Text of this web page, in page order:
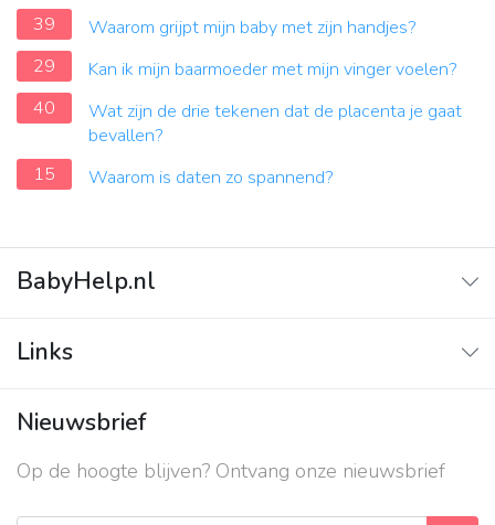
39
Waarom grijpt mijn baby met zijn handjes?
29
Kan ik mijn baarmoeder met mijn vinger voelen?
40
Wat zijn de drie tekenen dat de placenta je gaat
bevallen?
15
Waarom is daten zo spannend?
BabyHelp.nl
Vraag & Antwoord
Links
Contact
Over ons
Privacy beleid
Nieuwsbrief
Op de hoogte blijven? Ontvang onze nieuwsbrief